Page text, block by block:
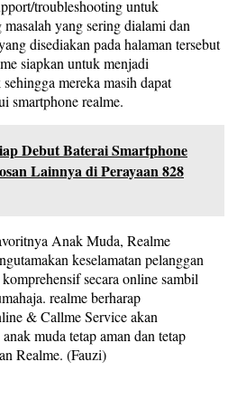
troubleshooting untuk
yang sering dialami dan
disediakan pada halaman tersebut
siapkan untuk menjadi
mereka masih dapat
smartphone realme.
Debut Baterai Smartphone
Lainnya di Perayaan 828
Anak Muda, Realme
keselamatan pelanggan
secara online sambil
realme berharap
& Callme Service akan
muda tetap aman dan tetap
Realme. (Fauzi)